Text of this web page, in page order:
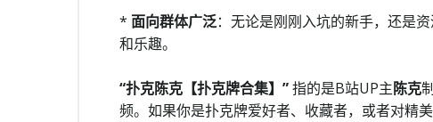
* 面向群体广泛：无论是刚刚入坑的新手，还是
和乐趣。
“扑克陈克【扑克牌合集】”指的是B站UP主陈克
频。如果你是扑克牌爱好者、收藏者，或者对精